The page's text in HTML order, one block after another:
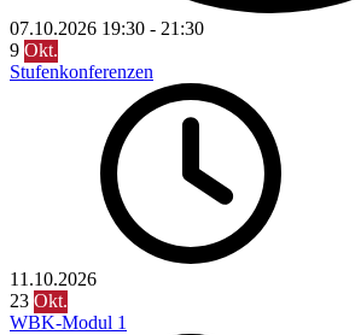
07.10.2026 19:30 - 21:30
9 Okt.
Stufenkonferenzen
11.10.2026
23 Okt.
WBK-Modul 1